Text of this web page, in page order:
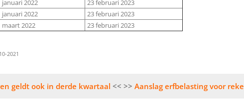
januari 2022
23 februari 2023
januari 2022
23 februari 2023
maart 2022 23 februari 2023
2021
geldt ook in derde kwartaal Aanslag erfbelasting voor